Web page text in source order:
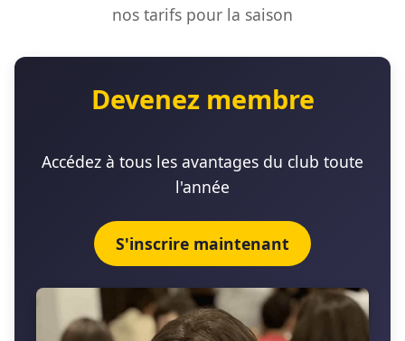
nos tarifs pour la saison
Devenez membre
Accédez à tous les avantages du club toute
l'année
S'inscrire maintenant